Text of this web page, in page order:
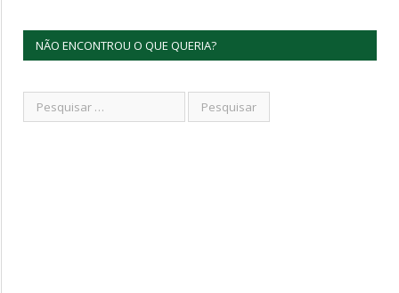
NÃO ENCONTROU O QUE QUERIA?